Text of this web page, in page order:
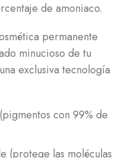
de amoniaco.
permanente
minucioso de tu
exclusiva tecnología
con 99% de
(protege las moléculas